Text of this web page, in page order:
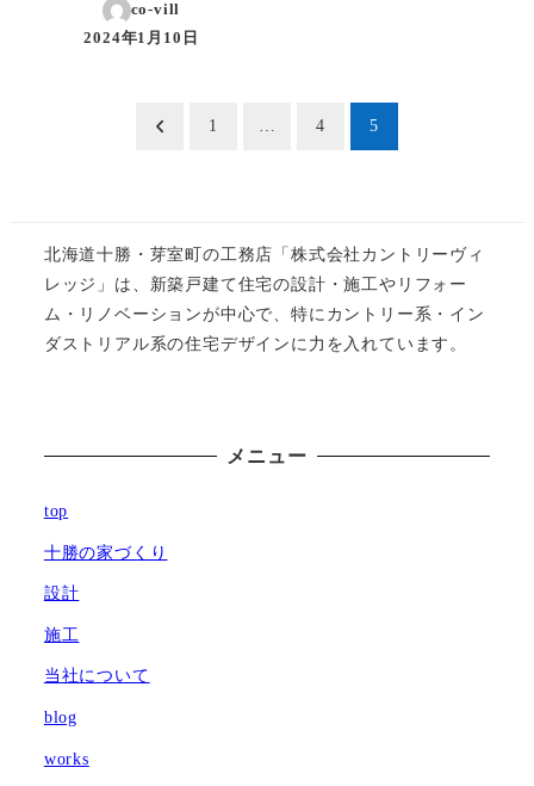
co-vill
投稿日
2024年1月10日
ペ
ー
1 … 4 5
北海道十勝・芽室町の工務店「株式会社カントリーヴィ
レッジ」は、新築戸建て住宅の設計・施工やリフォー
ム・リノベーションが中心で、特にカントリー系・イン
ダストリアル系の住宅デザインに力を入れています。
メニュー
top
十勝の家づくり
設計
施工
当社について
blog
works